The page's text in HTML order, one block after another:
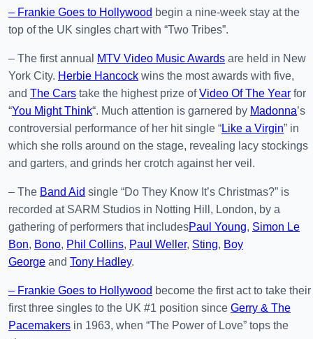
– Frankie Goes to Hollywood begin a nine-week stay at the
top of the UK singles chart with “Two Tribes”.
– The first annual MTV Video Music Awards are held in New
York City. Herbie Hancock wins the most awards with five,
and The Cars take the highest prize ofVideo Of The Year for
“You Might Think“. Much attention is garnered by Madonna’s
controversial performance of her hit single “Like a Virgin” in
which she rolls around on the stage, revealing lacy stockings
and garters, and grinds her crotch against her veil.
– The Band Aid single “Do They Know It’s Christmas?” is
recorded at SARM Studios in Notting Hill, London, by a
gathering of performers that includesPaul Young, Simon Le
Bon, Bono, Phil Collins, Paul Weller, Sting, Boy
George and Tony Hadley.
– Frankie Goes to Hollywood become the first act to take their
first three singles to the UK #1 position since Gerry & The
Pacemakers in 1963, when “The Power of Love” tops the